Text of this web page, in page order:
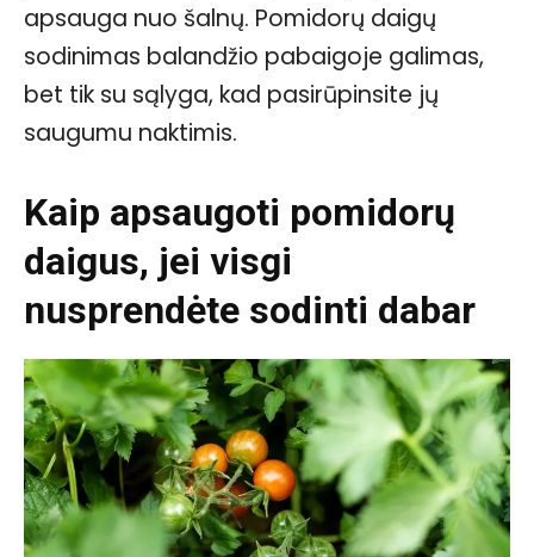
apsauga nuo šalnų. Pomidorų daigų
sodinimas balandžio pabaigoje galimas,
bet tik su sąlyga, kad pasirūpinsite jų
saugumu naktimis.
Kaip apsaugoti pomidorų
daigus, jei visgi
nusprendėte sodinti dabar